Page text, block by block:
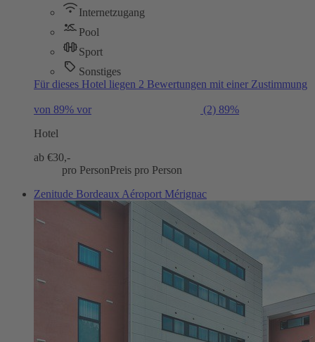
Internetzugang
Pool
Sport
Sonstiges
Für dieses Hotel liegen 2 Bewertungen mit einer Zustimmung
von 89% vor (2) 89%
Hotel
ab €30,-
pro PersonPreis pro Person
Zenitude Bordeaux Aéroport Mérignac